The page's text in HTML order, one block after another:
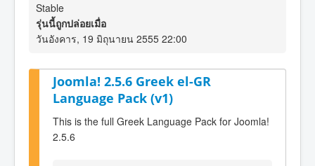
Stable
รุ่นนี้ถูกปล่อยเมื่อ
วันอังคาร, 19 มิถุนายน 2555 22:00
Joomla! 2.5.6 Greek el-GR
Language Pack (v1)
This is the full Greek Language Pack for Joomla!
2.5.6